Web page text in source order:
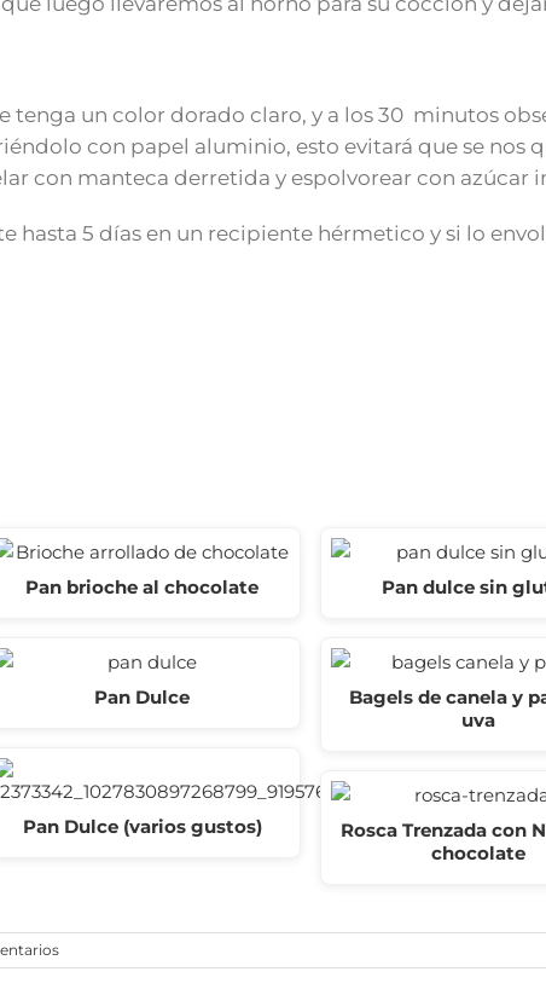
tenga un color dorado claro, y a los 30 minutos
con papel aluminio, esto evitará que se nos
con manteca derretida y espolvorear con azúcar
hasta 5 días en un recipiente hérmetico y si lo
Pan brioche al chocolate
Pan Dulce
Pan Dulce (varios gustos)
Pan dulce sin
Bagels de canela y
uva
Rosca Trenzada con
chocolate